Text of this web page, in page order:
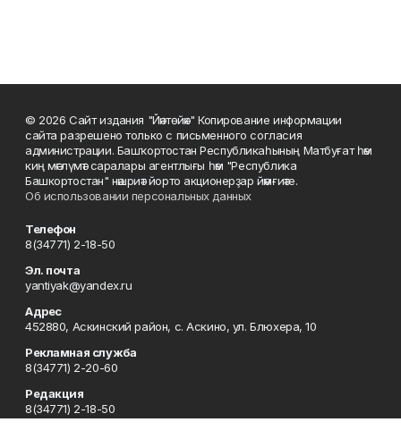
© 2026 Сайт издания "Йәнтөйәк" Копирование информации
сайта разрешено только с письменного согласия
администрации. Башҡортостан Республикаһының Матбуғат һәм
киң мәғлүмәт саралары агентлығы һәм "Республика
Башкортостан" нәшриәт йорто акционерҙар йәмғиәте.
Об использовании персональных данных
Телефон
8(34771) 2-18-50
Эл. почта
yantiyak@yandex.ru
Адрес
452880, Аскинский район, с. Аскино, ул. Блюхера, 10
Рекламная служба
8(34771) 2-20-60
Редакция
8(34771) 2-18-50